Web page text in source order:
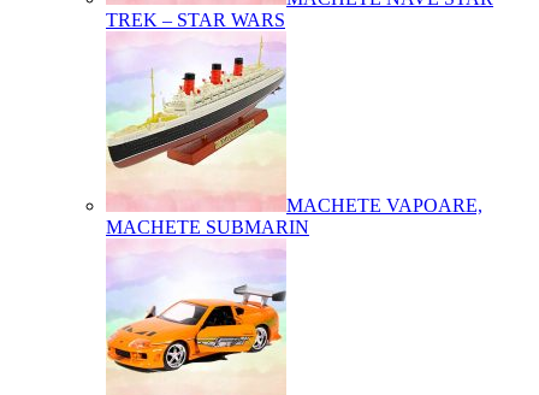
TREK – STAR WARS
MACHETE VAPOARE,
MACHETE SUBMARIN